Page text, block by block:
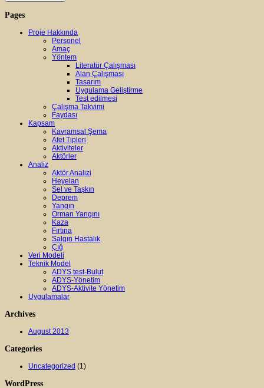
Pages
Proje Hakkında
Personel
Amaç
Yöntem
Literatür Çalışması
Alan Çalışması
Tasarım
Uygulama Geliştirme
Test edilmesi
Çalışma Takvimi
Faydası
Kapsam
Kavramsal Şema
Afet Tipleri
Aktiviteler
Aktörler
Analiz
Aktör Analizi
Heyelan
Sel ve Taşkın
Deprem
Yangın
Orman Yangını
Kaza
Fırtına
Salgın Hastalık
Çığ
Veri Modeli
Teknik Model
ADYS test-Bulut
ADYS-Yönetim
ADYS-Aktivite Yönetim
Uygulamalar
Archives
August 2013
Categories
Uncategorized (1)
WordPress